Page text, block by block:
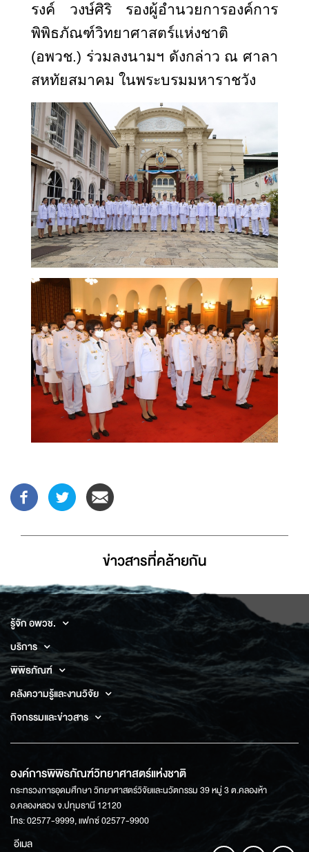
รงค์ วงษ์ศิริ รองผู้อำนวยการองค์การ
พิพิธภัณฑ์วิทยาศาสตร์แห่งชาติ
(อพวช.) ร่วมลงนามฯ ดังกล่าว ณ ศาลา
สหทัยสมาคม ในพระบรมมหาราชวัง
ข่าวสารที่่คล้ายกัน
รู้จัก อพวช.
บริการ
พิพิธภัณฑ์
คลังความรู้และงานวิจัย
กิจกรรมและข่าวสาร
องค์การพิพิธภัณฑ์วิทยาศาสตร์แห่งชาติ
กระทรวงการอุดมศึกษา วิทยาศาสตร์วิจัยและนวัตกรรม 39 หมู่ 3 ต.คลองห้า
อ.คลองหลวง จ.ปทุมธานี 12120
โทร: 02577-9999, แฟกซ์ 02577-9900
อีเมล